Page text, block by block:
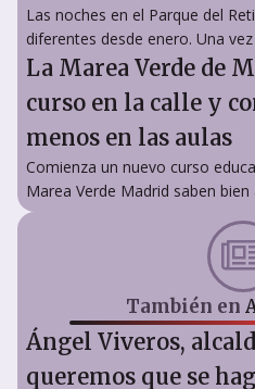
Las noches en el Parque del
diferentes desde enero. Una vez
La Marea Verde de
curso en la calle y
menos en las aulas
Comienza un nuevo curso
Marea Verde Madrid saben bien
También en
Ángel Viveros,
queremos que se